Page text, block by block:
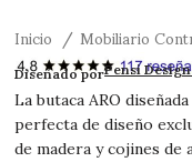
Inicio Mobiliario
ARO butaca
Diseñado porPensi
La butaca ARO
perfecta de diseño
de madera y cojines de